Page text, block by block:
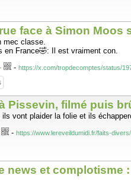
face à Simon
mec classe.
en France🤣: Il est vraiment con.
- - https://x.com/tropdecomptes/status/
Pissevin, filmé puis
vont plaider la folie et ils
- https://www.lereveildumidi.fr/faits-
news et complotisme